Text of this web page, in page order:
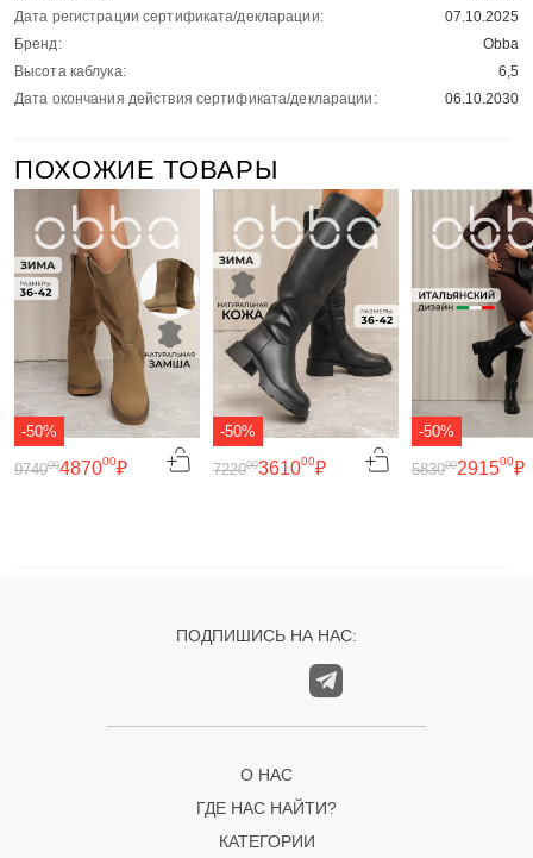
Дата регистрации сертификата/декларации:
07.10.2025
Бренд:
Obba
Высота каблука:
6,5
Дата окончания действия сертификата/декларации:
06.10.2030
ПОХОЖИЕ ТОВАРЫ
-50%
487000₽
974000
-50%
361000₽
722000
-50%
291500₽
583000
ПОДПИШИСЬ НА НАС:
О НАС
ГДЕ НАС НАЙТИ?
КАТЕГОРИИ